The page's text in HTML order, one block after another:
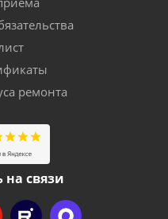
ремонта
на связи